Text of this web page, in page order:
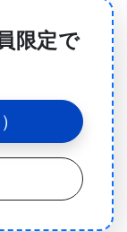
児童の腸内
抗体陰性の
」研究で
られる栄養
クDr. Peter
Zieglerおよ
限定で